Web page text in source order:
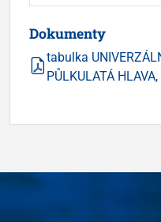
Dokumenty
tabulka
PŮLKULATÁ